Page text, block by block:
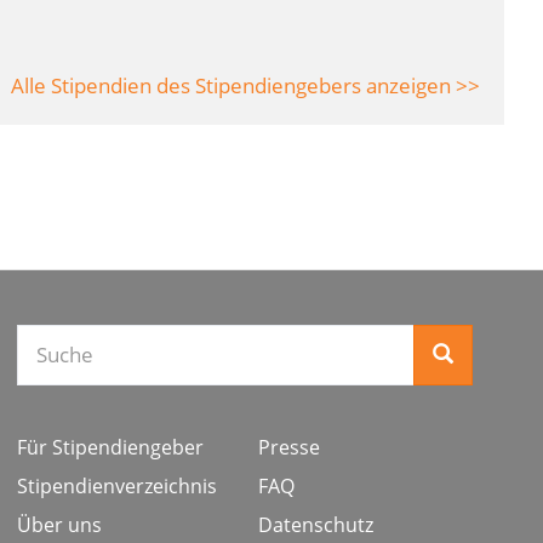
Alle Stipendien des Stipendiengebers anzeigen >>
Für Stipendiengeber
Stipendienverzeichnis
Über uns
Presse
FAQ
Datenschutz